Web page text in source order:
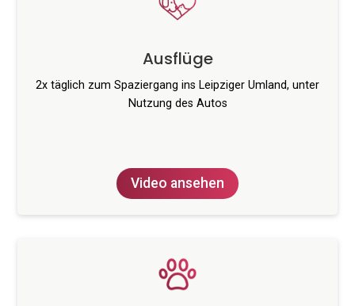
Ausflüge
2x täglich zum Spaziergang ins Leipziger Umland, unter
Nutzung des Autos
Video ansehen